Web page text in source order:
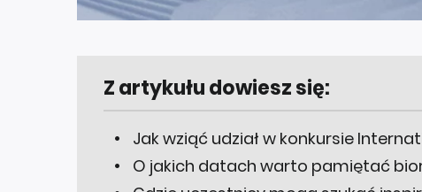
Z artykułu dowiesz się:
Jak wziąć udział w konkursie
O jakich datach warto pamiętać